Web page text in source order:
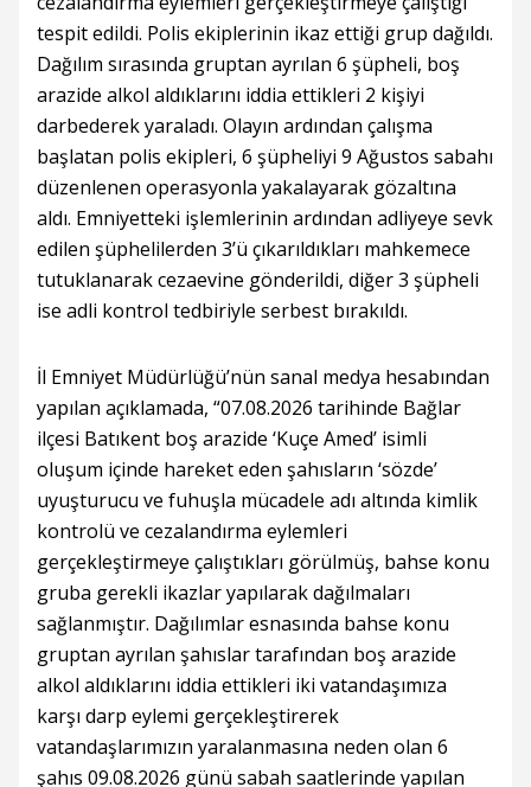
tespit edildi. Polis ekiplerinin ikaz ettiği grup dağıldı.
Dağılım sırasında gruptan ayrılan 6 şüpheli, boş
arazide alkol aldıklarını iddia ettikleri 2 kişiyi
darbederek yaraladı. Olayın ardından çalışma
başlatan polis ekipleri, 6 şüpheliyi 9 Ağustos sabahı
düzenlenen operasyonla yakalayarak gözaltına
aldı. Emniyetteki işlemlerinin ardından adliyeye sevk
edilen şüphelilerden 3’ü çıkarıldıkları mahkemece
tutuklanarak cezaevine gönderildi, diğer 3 şüpheli
ise adli kontrol tedbiriyle serbest bırakıldı.
İl Emniyet Müdürlüğü’nün sanal medya hesabından
yapılan açıklamada, “07.08.2026 tarihinde Bağlar
ilçesi Batıkent boş arazide ‘Kuçe Amed’ isimli
oluşum içinde hareket eden şahısların ‘sözde’
uyuşturucu ve fuhuşla mücadele adı altında kimlik
kontrolü ve cezalandırma eylemleri
gerçekleştirmeye çalıştıkları görülmüş, bahse konu
gruba gerekli ikazlar yapılarak dağılmaları
sağlanmıştır. Dağılımlar esnasında bahse konu
gruptan ayrılan şahıslar tarafından boş arazide
alkol aldıklarını iddia ettikleri iki vatandaşımıza
karşı darp eylemi gerçekleştirerek
vatandaşlarımızın yaralanmasına neden olan 6
şahıs 09.08.2026 günü sabah saatlerinde yapılan